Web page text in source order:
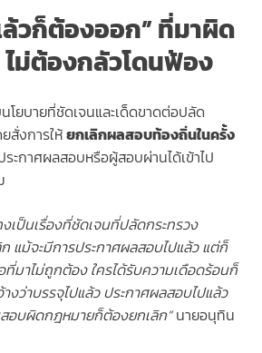
วก็ต้องออก” ที่มาผิด
ม่ต้องกลัวโดนฟ้อง
ยบายที่ชัดเจนและเด็ดขาดต่อปลัด
สั่งการให้ยกเลิกผลสอบท้องถิ่นในครั้ง
ระกาศผลสอบหรือผู้สอบผ่านได้เข้าไป
เป็นเรื่องที่ชัดเจนที่ปลัดกระทรวง
แม้จะมีการประกาศผลสอบไปแล้ว แต่ก็
ที่มาไม่ถูกต้อง ใครได้รับความเดือดร้อนก็
างว่าบรรจุไปแล้ว ประกาศผลสอบไปแล้ว
สอบผิดกฎหมายก็ต้องยกเลิก”นายอนุทิน